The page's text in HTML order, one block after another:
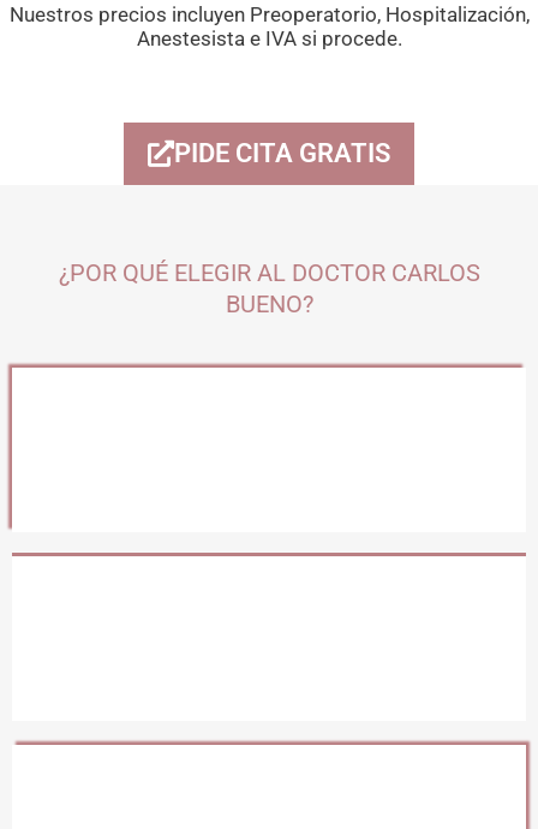
Nuestros precios incluyen Preoperatorio, Hospitalización,
Anestesista e IVA si procede.
PIDE CITA GRATIS
¿POR QUÉ ELEGIR AL DOCTOR CARLOS
BUENO?